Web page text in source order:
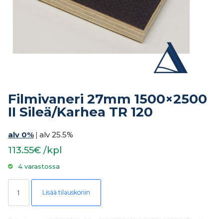
Filmivaneri 27mm 1500×2500
II Sileä/Karhea TR 120
alv 0% | alv 25.5%
113.55€ /kpl
4 varastossa
Filmivaneri 27mm 1500x2500 II Sileä/Karhea TR 120 määrä
Lisää tilauskoriin